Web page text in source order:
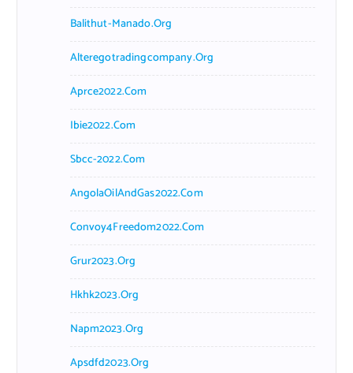
Balithut-Manado.org
Alteregotradingcompany.org
Aprce2022.com
Ibie2022.com
Sbcc-2022.com
AngolaOilAndGas2022.com
Convoy4Freedom2022.com
Grur2023.org
Hkhk2023.org
Napm2023.org
Apsdfd2023.org